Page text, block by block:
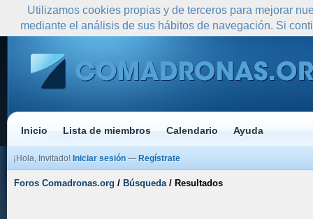
Inicio Lista de miembros Calendario Ayuda
¡Hola, Invitado! Iniciar sesión — Regístrate
Foros Comadronas.org / Búsqueda/ Resultados
Utilizamos cookies propias y de terceros para mejorar
mediante el análisis de sus hábitos de navegación. Si